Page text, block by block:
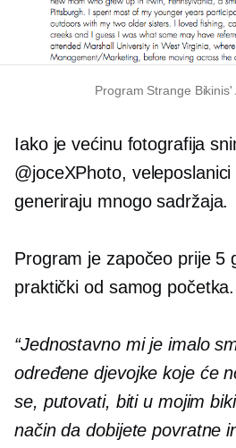
Program Strange Bikinis'
Iako je većinu fotografija
@joceXPhoto,
generiraju mnogo sadržaja.
Program je započeo prije 5
praktički od samog početka.
“Jednostavno mi je imalo
određene djevojke koje će
se, putovati, biti u mojim
način da dobijete povratne